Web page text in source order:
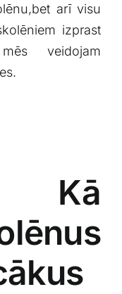
arī visu‌
izprast​
veidojam
Kā